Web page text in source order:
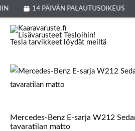
14 PÄIVÄN PALAUTUSOIKEUS
Siirry
sisältöön
Mercedes-Benz E-sarja W212
tavaratilan matto